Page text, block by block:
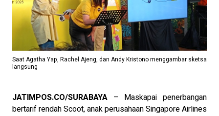
Saat Agatha Yap, Rachel Ajeng, dan Andy Kristono menggambar sketsa
langsung
JATIMPOS.CO/SURABAYA – Maskapai penerbangan
bertarif rendah Scoot, anak perusahaan Singapore Airlines